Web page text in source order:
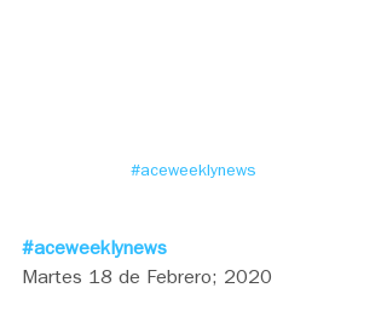
#aceweeklynews
#aceweeklynews
Martes 18 de Febrero; 2020